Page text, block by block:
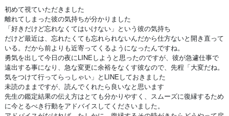
初めて視ていただきました
離れてしまった彼の気持ちが分かりました
「好きだけど忘れなくてはいけない」という彼の気持ち
だけど最近は、忘れたくても忘れられないんだから仕方ないと開き直って
いる。だから前よりも近寄ってくるようになったんですね。
勇気を出して今日の夜にLINEしようと思ったのですが、彼が急遽仕事で
遠出する事になり、急な変更に余裕をなくす彼なので、先程「大変だね。
気をつけて行ってらっしゃい」とLINEしておきました
未読のままですが、読んでくれたら良いなと思います
先生の鑑定結果の伝え方はとても分かりやすく、スムーズに復縁するため
に今とるべき行動をアドバイスしてくださいました。